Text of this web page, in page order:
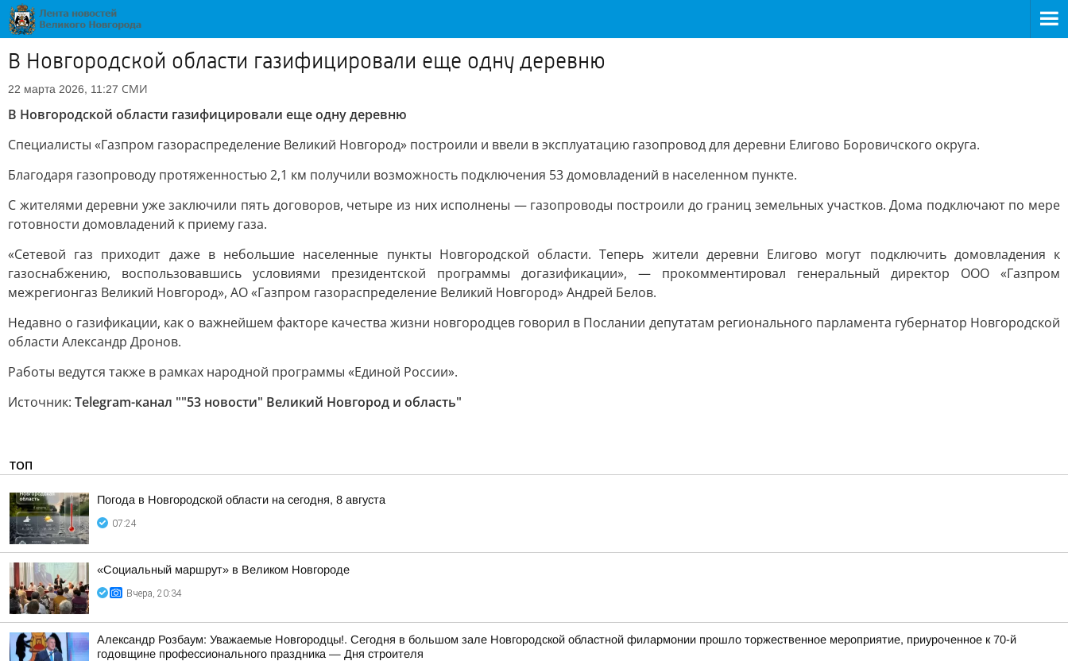
В Новгородской области газифицировали еще одну деревню
22 марта 2026, 11:27 СМИ
В Новгородской области газифицировали еще одну деревню
Специалисты «Газпром газораспределение Великий Новгород» построили и ввели в эксплуатацию газопровод для деревни Елигово Боровичского округа.
Благодаря газопроводу протяженностью 2,1 км получили возможность подключения 53 домовладений в населенном пункте.
С жителями деревни уже заключили пять договоров, четыре из них исполнены — газопроводы построили до границ земельных участков. Дома подключают по мере
готовности домовладений к приему газа.
«Сетевой газ приходит даже в небольшие населенные пункты Новгородской области. Теперь жители деревни Елигово могут подключить домовладения к
газоснабжению, воспользовавшись условиями президентской программы догазификации», — прокомментировал генеральный директор ООО «Газпром
межрегионгаз Великий Новгород», АО «Газпром газораспределение Великий Новгород» Андрей Белов.
Недавно о газификации, как о важнейшем факторе качества жизни новгородцев говорил в Послании депутатам регионального парламента губернатор Новгородской
области Александр Дронов.
Работы ведутся также в рамках народной программы «Единой России».
Источник: Telegram-канал ""53 новости" Великий Новгород и область"
ТОП
Погода в Новгородской области на сегодня, 8 августа
07:24
«Социальный маршрут» в Великом Новгороде
Вчера, 20:34
Александр Розбаум: Уважаемые Новгородцы!. Сегодня в большом зале Новгородской областной филармонии прошло торжественное мероприятие, приуроченное к 70-й
годовщине профессионального праздника — Дня строителя